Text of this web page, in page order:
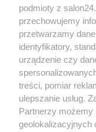
Społeczeństwo
Kultura
X
podmioty z
przechowujemy
przetwarzamy
identyfikatory,
urządzenie czy
treści, pomiar
ulepszanie usług.
Partnerzy możemy
geolokalizacyjnych